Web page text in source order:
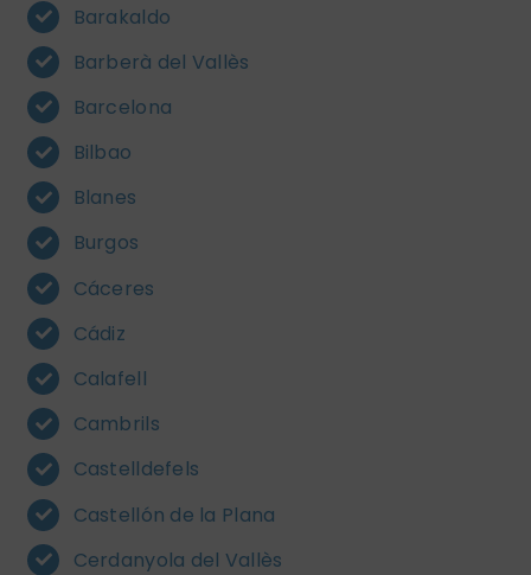
Barakaldo
Barberà del Vallès
Barcelona
Bilbao
Blanes
Burgos
Cáceres
Cádiz
Calafell
Cambrils
Castelldefels
Castellón de la Plana
Cerdanyola del Vallès